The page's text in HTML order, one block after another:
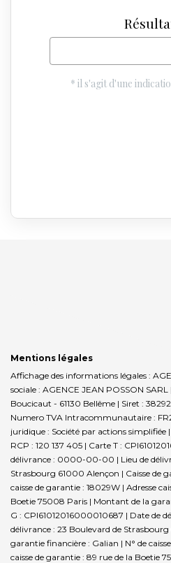
Mentions légales
Affichage des informations légales :
sociale : AGENCE JEAN POSSON SARL
Boucicaut - 61130 Bellême | Siret :
Numero TVA Intracommunautaire :
juridique : Société par actions simplifiée
RCP : 120 137 405 | Carte T :
délivrance : 0000-00-00 | Lieu de
Strasbourg 61000 Alençon | Caisse de
caisse de garantie : 18029W | Adresse
Boetie 75008 Paris | Montant de la
G : CPI61012016000010687 | Date de
délivrance : 23 Boulevard de
garantie financière : Galian | N° de
caisse de garantie : 89 rue de la Boetie